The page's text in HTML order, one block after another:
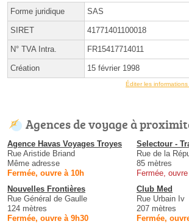
Forme juridique SAS
SIRET 41771401100018
N° TVA Intra. FR15417714011
Création 15 février 1998
Éditer les
Agences de voyage à
Agence Havas Voyages Troyes
Rue Aristide Briand
Même adresse
Fermée, ouvre à 10h
Selectour -
Rue de la
85 mètres
Fermée,
Nouvelles Frontières
Rue Général de Gaulle
124 mètres
Fermée, ouvre à 9h30
Club Med
Rue Urbain Iv
207 mètres
Fermée,